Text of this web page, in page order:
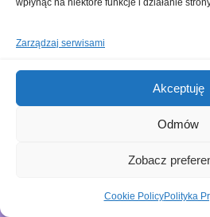
Zarządzaj serwisami
Akceptuję
Odmów
Zobacz
Cookie PolicyPolityka